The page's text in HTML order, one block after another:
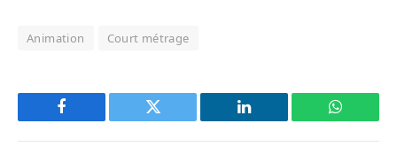
Animation Court métrage
Facebook Twitter LinkedIn